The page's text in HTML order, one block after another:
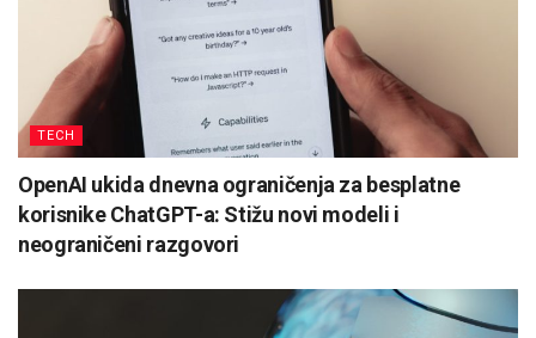
TECH
OpenAI ukida dnevna ograničenja za besplatne
korisnike ChatGPT-a: Stižu novi modeli i
neograničeni razgovori